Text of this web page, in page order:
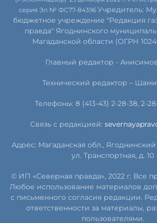
серия Эл № ФС77-84396 Учредитель:
бюджетное учреждение "Редакция
правда" Ягоднинского
Магаданской области (ОГРН
Главный редактор -
Технический редактор –
Телефоны: 8 (413-43) 2-28-38, 2-28-
Связь с редакцией:
Адрес: Магаданская обл.,
ул. Транспортная, д. 10
© ИП «Северная правда», 2022 г. Все
Любое использование материалов
с письменного согласия редакции.
ответственности за материалы,
пользователями.